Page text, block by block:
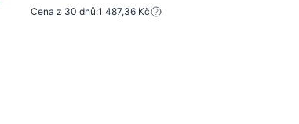
Cena z 30 dnů:1 487,36 Kč